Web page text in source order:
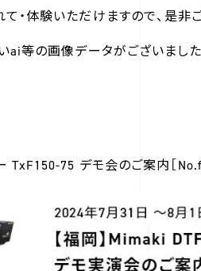
・体験いただけますので、是非
ai等の画像データがございまし
TxF150-75 デモ会のご案内［